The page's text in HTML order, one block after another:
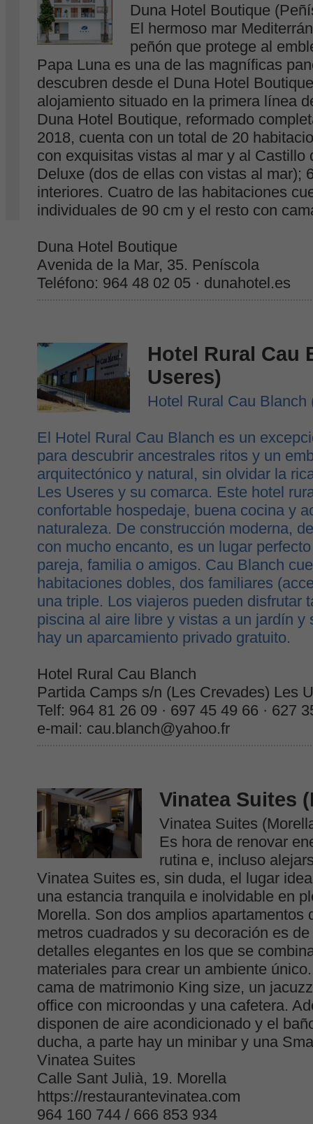
Duna Hotel Boutique
El hermoso mar
peñón que protege al
Papa Luna es una de las magníficas
descubren desde el Duna Hotel
alojamiento situado en la primera línea
Duna Hotel Boutique, reformado
2018, cuenta con un total de 20
con exquisitas vistas al mar y al Castillo
Deluxe (dos de ellas con vistas al mar);
interiores. Cuatro de las habitaciones
individuales de 90 cm y el resto con
Duna Hotel Boutique
Avenida de la Mar, 35. Peníscola
Teléfono: 964 48 02 05 · dunahotel.es
Hotel Rural Cau
Useres)
Hotel Rural Cau Blanch
El Hotel Rural Cau Blanch es un
para descubrir ancestrales ritos y un
arquitectónico y natural, sin olvidar la
Les Useres y su comarca. Este hotel
confortable hospedaje, buena cocina y
naturaleza. De construcción moderna,
con mucho encanto, es un lugar
pareja, familia o amigos. Cau Blanch
habitaciones dobles, dos familiares
una triple. Los viajeros pueden disfrutar
piscina al aire libre y vistas a un jardín y
hay un aparcamiento privado gratuito.
Hotel Rural Cau Blanch
Partida Camps s/n (Les Crevades) Les
Telf: 964 81 26 09 · 697 45 49 66 · 627
e-mail: cau.blanch@yahoo.fr
Vinatea Suites
Vinatea Suites
Es hora de renovar
rutina e, incluso
Vinatea Suites es, sin duda, el lugar
una estancia tranquila e inolvidable en
Morella. Son dos amplios apartamentos
metros cuadrados y su decoración es
detalles elegantes en los que se
materiales para crear un ambiente
cama de matrimonio King size, un
office con microondas y una cafetera.
disponen de aire acondicionado y el
ducha, a parte hay un minibar y una
Vinatea Suites
Calle Sant Julià, 19. Morella
https://restaurantevinatea.com
964 160 744 / 666 853 934